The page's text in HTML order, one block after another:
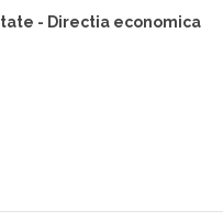
- Directia economica